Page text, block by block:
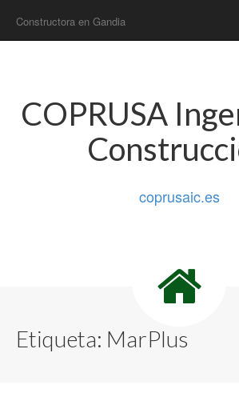
Constructora en Gandia
COPRUSA
coprusaic.es
Etiqueta: MarPlus